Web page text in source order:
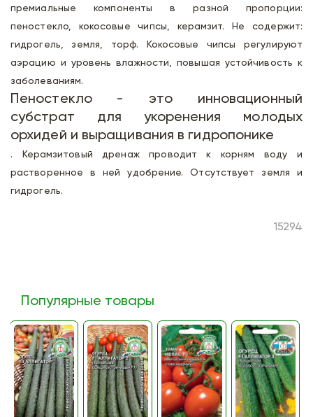
премиальные компоненты в разной пропорции:
пеностекло, кокосовые чипсы, керамзит. Не содержит:
гидрогель, земля, торф. Кокосовые чипсы регулируют
аэрацию и уровень влажности, повышая устойчивость к
заболеваниям.
Пеностекло - это инновационный
субстрат для укоренения молодых
орхидей и выращивания в гидропонике
. Керамзитовый дренаж проводит к корням воду и
растворенное в ней удобрение. Отсутствует земля и
гидрогель.
15294
Популярные товары